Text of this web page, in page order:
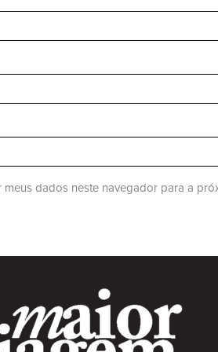
meus dados neste navegador para a